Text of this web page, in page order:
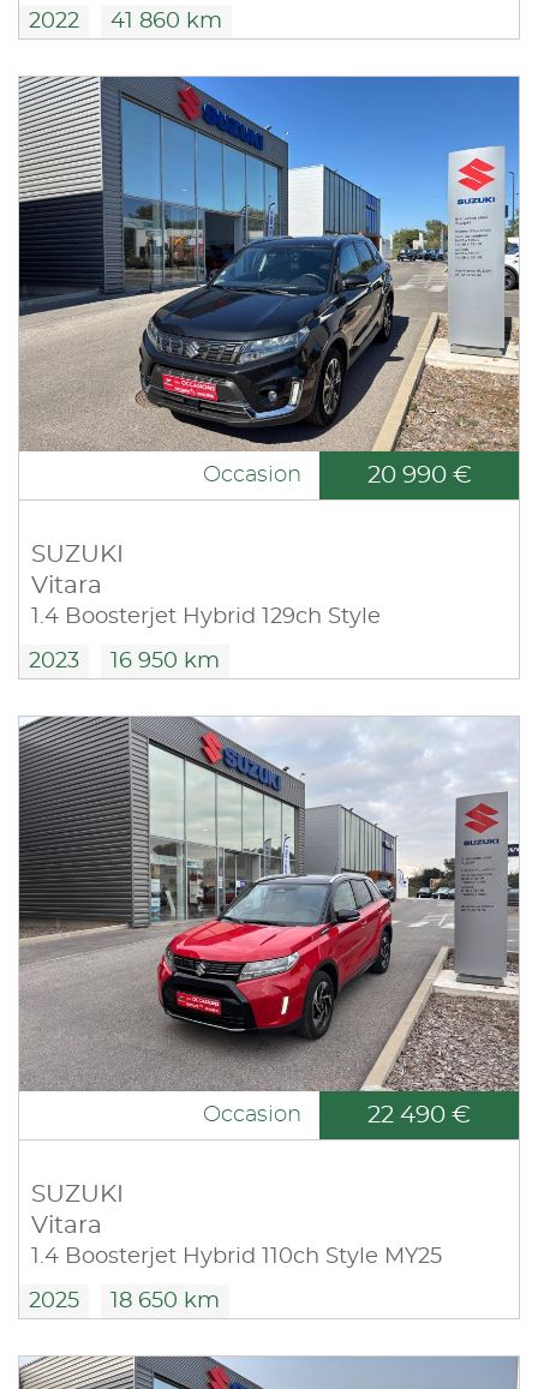
2022 41 860 km
Occasion 20 990 €
SUZUKI
Vitara
1.4 Boosterjet Hybrid 129ch Style
2023 16 950 km
Occasion 22 490 €
SUZUKI
Vitara
1.4 Boosterjet Hybrid 110ch Style MY25
2025 18 650 km